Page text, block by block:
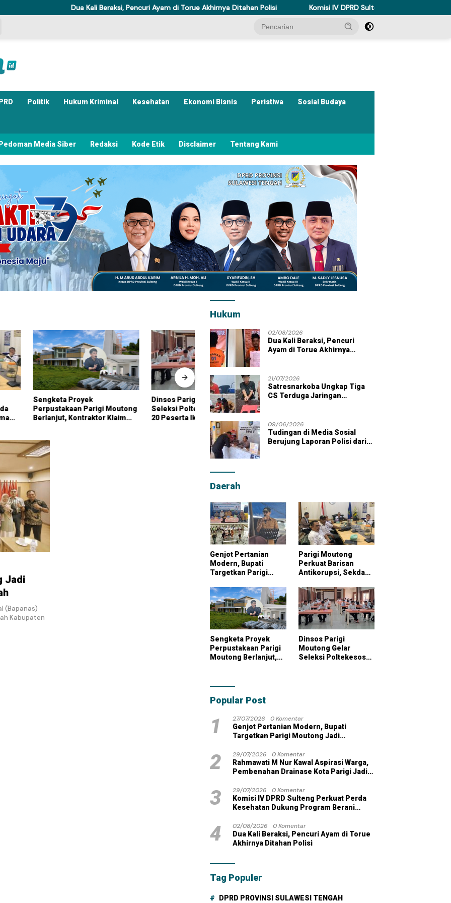
Dua Kali Beraksi, Pencuri Ayam di Torue Akhirnya Ditahan Polisi Komisi IV DPRD Sulteng Perkuat Perda Kesehatan
Politik Hukum Kriminal Kesehatan Ekonomi Bisnis Peristiwa Sosial Budaya
Pedoman Media Siber Redaksi Kode Etik Disclaimer Tentang Kami
Proyek
Parigi Moutong
Kontraktor Klaim
Dinsos Parigi Moutong Gelar
Seleksi Poltekesos Bandung,
20 Peserta Ikut Ujian
Petani Lobu Mandiri Terima
Bantuan Bibit Jagung dari LMP
ERB 2026 Resmi Dilepas,
Jadi
(Bapanas)
Kabupaten
Hukum
02/08/2026
Dua Kali Beraksi, Pencuri
Ayam di Torue Akhirnya
21/07/2026
Satresnarkoba Ungkap Tiga
CS Terduga Jaringan
09/06/2026
Tudingan di Media Sosial
Berujung Laporan Polisi dari
Daerah
Genjot Pertanian
Modern, Bupati
Targetkan Parigi
Lumbung Pangan
Nasional
Parigi Moutong
Perkuat Barisan
Antikorupsi, Sekda
Bersama KPK
Sengketa Proyek
Perpustakaan Parigi
Moutong Berlanjut,
Tambahan dengan
Dinsos Parigi
Moutong Gelar
Seleksi Poltekesos
Popular Post
1 27/07/2026
0 Komentar
Genjot Pertanian Modern, Bupati
Targetkan Parigi Moutong Jadi
2 29/07/2026
0 Komentar
Rahmawati M Nur Kawal Aspirasi Warga,
Pembenahan Drainase Kota Parigi Jadi
3 29/07/2026
0 Komentar
Komisi IV DPRD Sulteng Perkuat Perda
Kesehatan Dukung Program Berani
4 02/08/2026
0 Komentar
Dua Kali Beraksi, Pencuri Ayam di Torue
Akhirnya Ditahan Polisi
Tag Populer
DPRD PROVINSI SULAWESI TENGAH